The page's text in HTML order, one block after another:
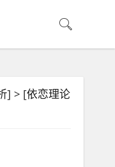
] > [依恋理论